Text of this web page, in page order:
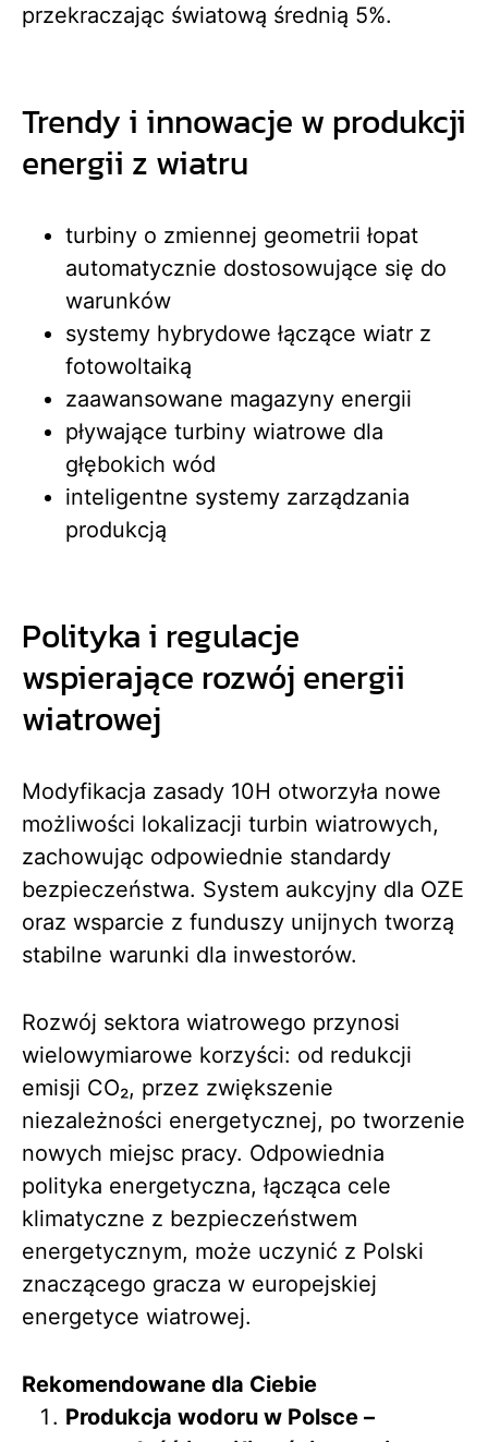
przekraczając światową średnią 5%.
Trendy i innowacje w produkcji
energii z wiatru
turbiny o zmiennej geometrii łopat
automatycznie dostosowujące się do
warunków
systemy hybrydowe łączące wiatr z
fotowoltaiką
zaawansowane magazyny energii
pływające turbiny wiatrowe dla
głębokich wód
inteligentne systemy zarządzania
produkcją
Polityka i regulacje
wspierające rozwój energii
wiatrowej
Modyfikacja zasady 10H otworzyła nowe
możliwości lokalizacji turbin wiatrowych,
zachowując odpowiednie standardy
bezpieczeństwa. System aukcyjny dla OZE
oraz wsparcie z funduszy unijnych tworzą
stabilne warunki dla inwestorów.
Rozwój sektora wiatrowego przynosi
wielowymiarowe korzyści: od redukcji
emisji CO₂, przez zwiększenie
niezależności energetycznej, po tworzenie
nowych miejsc pracy. Odpowiednia
polityka energetyczna, łącząca cele
klimatyczne z bezpieczeństwem
energetycznym, może uczynić z Polski
znaczącego gracza w europejskiej
energetyce wiatrowej.
Rekomendowane dla Ciebie
Produkcja wodoru w Polsce –